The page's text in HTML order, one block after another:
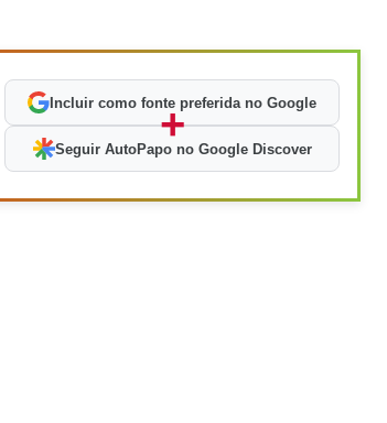
Incluir como fonte preferida no Google
+
Seguir AutoPapo no Google Discover